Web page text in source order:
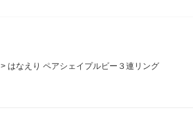
> はなえり ペアシェイプルビー３連リング